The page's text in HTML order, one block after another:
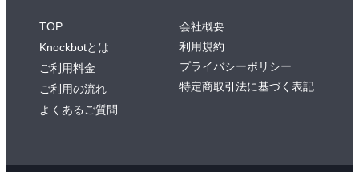
TOP
Knockbotとは
ご利用料金
ご利用の流れ
よくあるご質問
会社概要
利用規約
プライバシーポリシー
特定商取引法に基づく表記